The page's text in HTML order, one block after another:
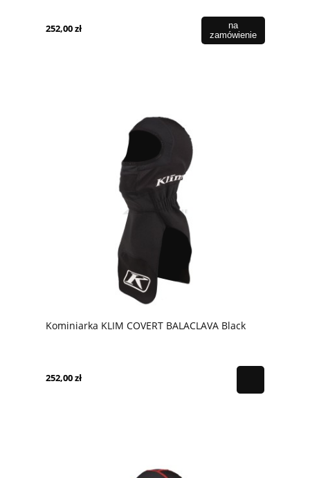
252,00 zł
na
zamówienie
Kominiarka KLIM COVERT BALACLAVA Black
252,00 zł